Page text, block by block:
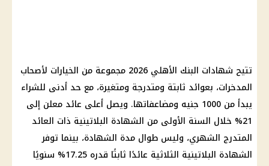
تتيح شهادات البنك الأهلي 2026 مجموعة من الخيارات لأصحاب
المدخرات، بعوائد ثابتة ومتدرجة ومتغيرة، مع حد أدنى للشراء
يبدأ من 1000 جنيه ومضاعفاتها. ويصل أعلى عائد معلن إلى
21% خلال السنة الأولى من الشهادة البلاتينية ذات العائد
المتدرج الشهري، وليس طوال مدة الشهادة، بينما توفر
الشهادة البلاتينية الثلاثية عائدًا ثابتًا قدره 17.25% سنويًا